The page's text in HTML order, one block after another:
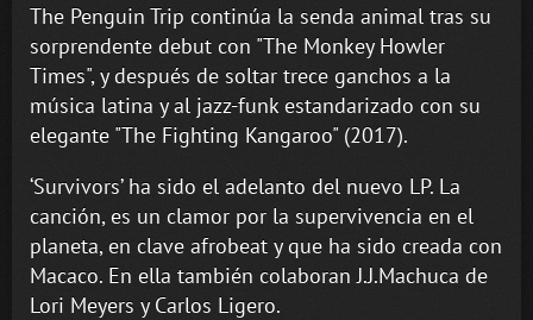
The Penguin Trip continúa la senda animal tras su
sorprendente debut con "The Monkey Howler
Times", y después de soltar trece ganchos a la
música latina y al jazz-funk estandarizado con su
elegante "The Fighting Kangaroo" (2017).
‘Survivors’ ha sido el adelanto del nuevo LP. La
canción, es un clamor por la supervivencia en el
planeta, en clave afrobeat y que ha sido creada con
Macaco. En ella también colaboran J.J.Machuca de
Lori Meyers y Carlos Ligero.